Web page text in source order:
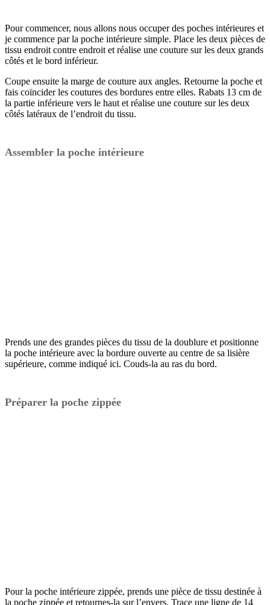
Pour commencer, nous allons nous occuper des poches intérieures et
je commence par la poche intérieure simple. Place les deux pièces de
tissu endroit contre endroit et réalise une couture sur les deux grands
côtés et le bord inférieur.
Coupe ensuite la marge de couture aux angles. Retourne la poche et
fais coïncider les coutures des bordures entre elles. Rabats 13 cm de
la partie inférieure vers le haut et réalise une couture sur les deux
côtés latéraux de l’endroit du tissu.
Assembler la poche intérieure
Prends une des grandes pièces du tissu de la doublure et positionne
la poche intérieure avec la bordure ouverte au centre de sa lisière
supérieure, comme indiqué ici. Couds-la au ras du bord.
Préparer la poche zippée
Pour la poche intérieure zippée, prends une pièce de tissu destinée à
la poche zippée et retournes-la sur l’envers. Trace une ligne de 14